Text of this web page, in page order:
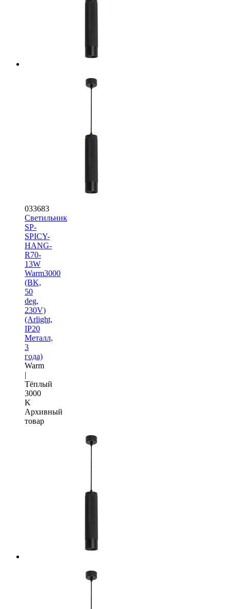
033683
Светильник
SP-
SPICY-
HANG-
R70-
13W
Warm3000
(BK,
50
deg,
230V)
(Arlight,
IP20
Металл,
3
года)
Warm
|
Тёплый
3000
K
Архивный
товар